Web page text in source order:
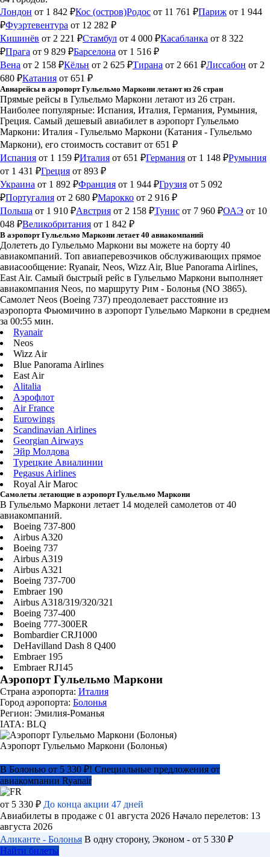
Лондон от 1 842 ₽Кос (остров)Родос от 11 761 ₽Париж от 1 944
₽Фуэртевентура от 12 282 ₽
Кишинёв от 2 221 ₽Стамбул от 4 000 ₽Касабланка от 8 322
₽Прага от 9 829 ₽Барселона от 1 516 ₽
Вена от 2 158 ₽Кёльн от 2 625 ₽Тирана от 2 661 ₽Лиссабон от 2
680 ₽Катания от 651 ₽
Авиарейсы в аэропорт Гульельмо Маркони летают из 26 стран
Прямые рейсы в Гульельмо Маркони летают из 26 стран.
Наиболее популярные: Испания, Италия, Германия, Румыния,
Греция. Самый дешевый авиабилет в аэропорт Гульельмо
Маркони: Италия - Гульельмо Маркони (Катания - Гульельмо
Маркони), его стоимость составит от 651 ₽
Испания от 1 159 ₽Италия от 651 ₽Германия от 1 148 ₽Румыния
от 1 431 ₽Греция от 893 ₽
Украина от 1 892 ₽Франция от 1 944 ₽Грузия от 5 092
₽Португалия от 2 680 ₽Марокко от 2 916 ₽
Польша от 1 910 ₽Австрия от 2 158 ₽Тунис от 7 960 ₽ОАЭ от 10
048 ₽Великобритания от 1 842 ₽
В аэропорт Гульельмо Маркони летает 40 авиакомпаний
Долететь до Гульельмо Маркони вы можете на борту 40
авиакомпаний. Топ авиаперевозчиков обслуживающих прямое
авиасообщение: Ryanair, Neos, Wizz Air, Blue Panorama Airlines,
East Air. Самый быстрый рейс в Гульельмо Маркони выполняет
авиакомпания Neos, по маршруту Рим - Болонья (NO 3865).
Самолет Neos (Boeing 737) преодолевает расстояние из
аэропорта Фьюмичино в аэропорт Гульельмо Маркони в среднем
за 00:55 мин.
Ryanair
Neos
Wizz Air
Blue Panorama Airlines
East Air
Alitalia
Аэрофлот
Air France
Eurowings
Scandinavian Airlines
Georgian Airways
Эйр Молдова
Турецкие Авиалинии
Pegasus Airlines
Royal Air Maroc
Самолеты летающие в аэропорт Гульельмо Маркони
В Гульельмо Маркони летает 14 моделей самолетов от 40
авиакомпаний.
Boeing 737-800
Airbus A320
Boeing 737
Airbus A319
Airbus A321
Boeing 737-700
Embraer 190
Airbus A318/319/320/321
Boeing 737-400
Boeing 777-300ER
Bombardier CRJ1000
DeHavilland Dash 8 Q400
Embraer 195
Embraer RJ145
Аэропорт Гульельмо Маркони
Страна аэропорта: Италия
Город аэропорта: Болонья
Регион: Эмилия-Романья
IATA: BLQ
Аэропорт Гульельмо Маркони (Болонья)
В Болонью от 5 330 ₽! Специальные предложения от
авиакомпании Ryanair
от 5 330 ₽ До конца акции 47 дней
Авиабилеты в продаже с 01 августа 2026 Начало перелетов: 13
августа 2026
Аликанте - Болонья В одну сторону, Эконом - от 5 330 ₽
Найти билеты